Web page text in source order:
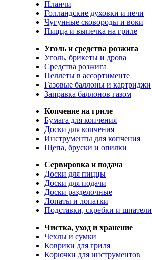
Планчи
Голландские духовки и печи
Чугунные сковороды и воки
Пицца и выпечка на гриле
Уголь и средства розжига
Уголь, брикеты и дрова
Средства розжига
Пеллеты в ассортименте
Газовые баллоны и картриджи
Заправка баллонов газом
Копчение на гриле
Бумага для копчения
Доски для копчения
Инструменты для копчения
Щепа, бруски и опилки
Сервировка и подача
Доски для пиццы
Доски для подачи
Доски разделочные
Лопаты и лопатки
Подставки, скребки и шпатели
Чистка, уход и хранение
Чехлы и сумки
Коврики для гриля
Корючки для инструментов